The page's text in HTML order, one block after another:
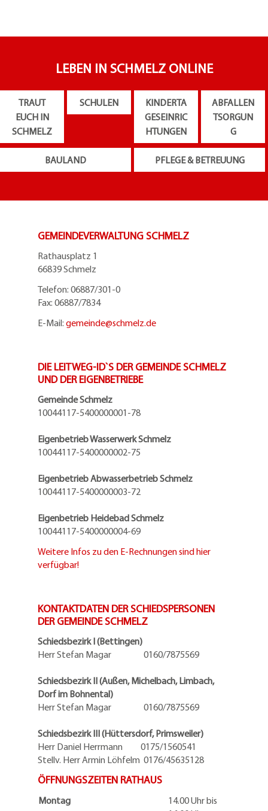
LEBEN IN SCHMELZ ONLINE
TRAUT
EUCH IN
SCHMELZ
SCHULEN
KINDERTA
GESEINRIC
HTUNGEN
ABFALLEN
TSORGUN
G
BAULAND PFLEGE & BETREUUNG
GEMEINDEVERWALTUNG SCHMELZ
Rathausplatz 1
66839 Schmelz
Telefon: 06887/301-0
Fax: 06887/7834
E-Mail: gemeinde@schmelz.de
DIE LEITWEG-ID`S DER GEMEINDE SCHMELZ
UND DER EIGENBETRIEBE
Gemeinde Schmelz
10044117-5400000001-78
Eigenbetrieb Wasserwerk Schmelz
10044117-5400000002-75
Eigenbetrieb Abwasserbetrieb Schmelz
10044117-5400000003-72
Eigenbetrieb Heidebad Schmelz
10044117-5400000004-69
Weitere Infos zu den E-Rechnungen sind hier
verfügbar!
KONTAKTDATEN DER SCHIEDSPERSONEN
DER GEMEINDE SCHMELZ
Schiedsbezirk I (Bettingen)
Herr Stefan Magar 0160/7875569
Schiedsbezirk II (Außen, Michelbach, Limbach,
Dorf im Bohnental)
Herr Stefan Magar 0160/7875569
Schiedsbezirk III (Hüttersdorf, Primsweiler)
Herr Daniel Herrmann 0175/1560541
Stellv. Herr Armin Löhfelm 0176/45635128
ÖFFNUNGSZEITEN RATHAUS
Montag
14.00 Uhr bis